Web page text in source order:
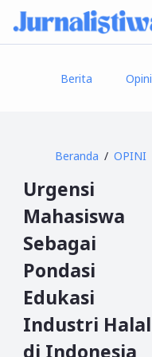
Berita Opini
Beranda OPINI
Urgensi
Mahasiswa
Sebagai
Pondasi
Edukasi
Industri Halal
di Indonesia